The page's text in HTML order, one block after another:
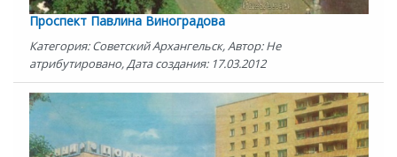
Проспект Павлина Виноградова
Категория: Советский Архангельск, Автор: Не
атрибутировано, Дата создания: 17.03.2012